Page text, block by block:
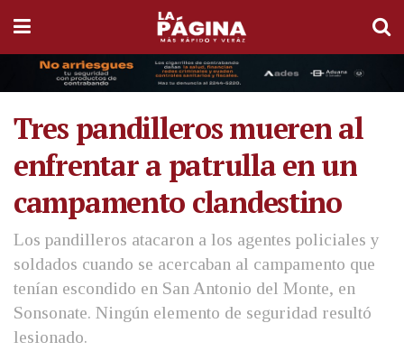
Tres pandilleros mueren al
enfrentar a patrulla en un
campamento clandestino
Los pandilleros atacaron a los agentes policiales y
soldados cuando se acercaban al campamento que
tenían escondido en San Antonio del Monte, en
Sonsonate. Ningún elemento de seguridad resultó
lesionado.